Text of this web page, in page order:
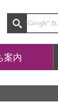
案内